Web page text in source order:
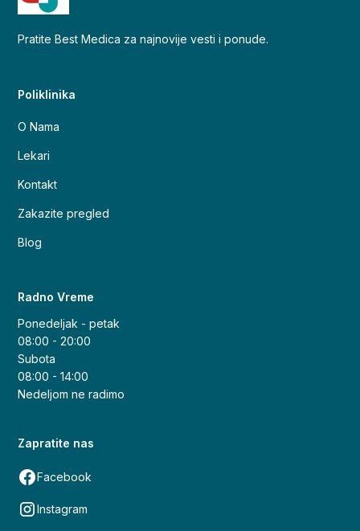
Pratite Best Medica za najnovije vesti i ponude.
Poliklinika
O Nama
Lekari
Kontakt
Zakazite pregled
Blog
Radno Vreme
Ponedeljak - petak
08:00 - 20:00
Subota
08:00 - 14:00
Nedeljom ne radimo
Zapratite nas
Facebook
Instagram